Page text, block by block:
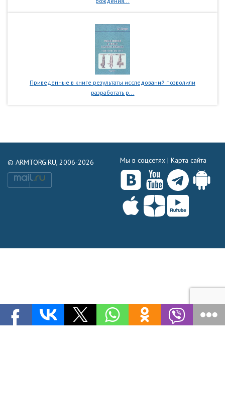
Приведенные в книге результаты исследований позволили
разработать р...
© ARMTORG.RU, 2006-2026 Мы в соцсетях | Карта сайта